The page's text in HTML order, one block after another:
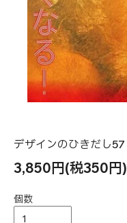
デザインのひきだし57
3,850円(税350円)
個数